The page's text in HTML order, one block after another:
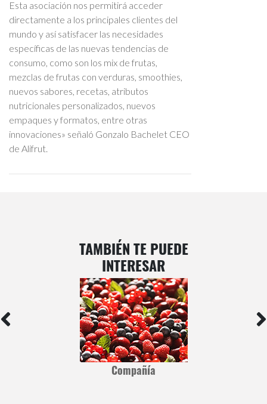
Esta asociación nos permitirá acceder
directamente a los principales clientes del
mundo y así satisfacer las necesidades
específicas de las nuevas tendencias de
consumo, como son los mix de frutas,
mezclas de frutas con verduras, smoothies,
nuevos sabores, recetas, atributos
nutricionales personalizados, nuevos
empaques y formatos, entre otras
innovaciones» señaló Gonzalo Bachelet CEO
de Alifrut.
TAMBIÉN TE PUEDE
INTERESAR
Compañía